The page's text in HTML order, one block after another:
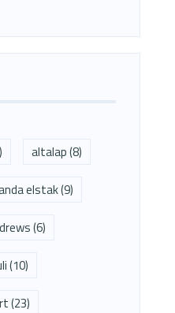
altalap(8)
elstak(9)
(6)
(10)
(23)